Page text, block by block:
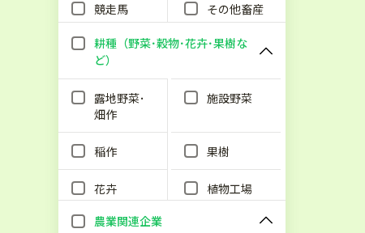
競走馬 その他畜産
耕種（野菜･穀物･花卉･果樹な
ど）
露地野菜･
畑作
施設野菜
稲作 果樹
花卉
植物工場
農業関連企業